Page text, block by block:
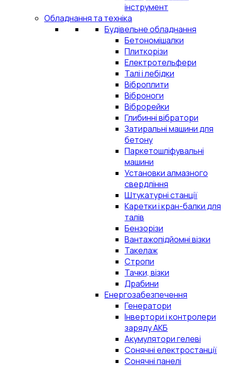
інструмент
Обладнання та техніка
Будівельне обладнання
Бетономішалки
Плиткорізи
Електротельфери
Талі і лебідки
Віброплити
Віброноги
Віброрейки
Глибинні вібратори
Затиральні машини для
бетону
Паркетошліфувальні
машини
Установки алмазного
свердління
Штукатурні станції
Каретки і кран-балки для
талів
Бензорізи
Вантажопідйомні візки
Такелаж
Стропи
Тачки, візки
Драбини
Енергозабезпечення
Генератори
Інвертори і контролери
заряду АКБ
Акумулятори гелеві
Сонячні електростанції
Сонячні панелі